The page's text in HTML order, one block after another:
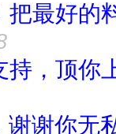
把最好的
持，顶你
谢你无